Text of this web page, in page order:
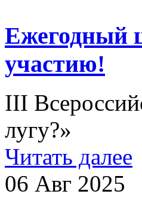
Ежегодный
участию!
III
лугу?»
Читать далее
06 Авг 2025